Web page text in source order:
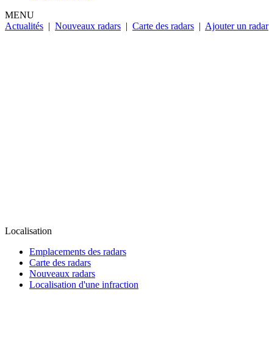
MENU
Actualités | Nouveaux radars | Carte des radars | Ajouter un radar
Localisation
Emplacements des radars
Carte des radars
Nouveaux radars
Localisation d'une infraction